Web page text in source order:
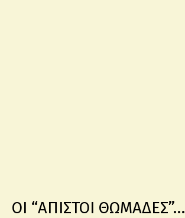
ΟΙ “ΑΠΙΣΤΟΙ ΘΩΜΑΔΕΣ”…